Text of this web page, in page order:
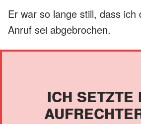
Er war so lange still, dass ich
Anruf sei abgebrochen.
ICH SETZTE